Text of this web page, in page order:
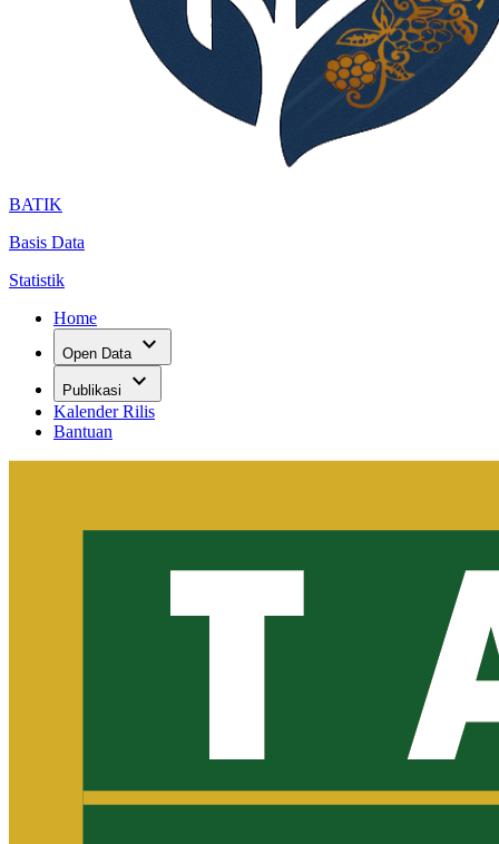
BATIK
Basis Data
Statistik
Home
Open Data expand_more
Publikasi expand_more
Kalender Rilis
Bantuan